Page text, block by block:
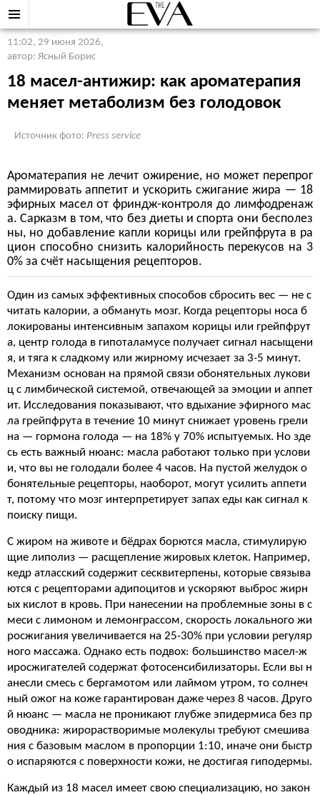
11:02, 29 июня 2026,
автор: Ясный Борис
18 масел-антижир: как ароматерапия
меняет метаболизм без голодовок
Источник фото: Press service
Ароматерапия не лечит ожирение, но может перепрог
раммировать аппетит и ускорить сжигание жира — 18
эфирных масел от фриндж-контроля до лимфодренаж
а. Сарказм в том, что без диеты и спорта они бесполез
ны, но добавление капли корицы или грейпфрута в ра
цион способно снизить калорийность перекусов на 3
0% за счёт насыщения рецепторов.
Один из самых эффективных способов сбросить вес — не с
читать калории, а обмануть мозг. Когда рецепторы носа б
локированы интенсивным запахом корицы или грейпфрут
а, центр голода в гипоталамусе получает сигнал насыщени
я, и тяга к сладкому или жирному исчезает за 3-5 минут.
Механизм основан на прямой связи обонятельных лукови
ц с лимбической системой, отвечающей за эмоции и аппет
ит. Исследования показывают, что вдыхание эфирного мас
ла грейпфрута в течение 10 минут снижает уровень грели
на — гормона голода — на 18% у 70% испытуемых. Но зде
сь есть важный нюанс: масла работают только при услови
и, что вы не голодали более 4 часов. На пустой желудок о
бонятельные рецепторы, наоборот, могут усилить аппети
т, потому что мозг интерпретирует запах еды как сигнал к
поиску пищи.
С жиром на животе и бёдрах борются масла, стимулирую
щие липолиз — расщепление жировых клеток. Например,
кедр атласский содержит сесквитерпены, которые связыва
ются с рецепторами адипоцитов и ускоряют выброс жирн
ых кислот в кровь. При нанесении на проблемные зоны в с
меси с лимоном и лемонграссом, скорость локального жи
росжигания увеличивается на 25-30% при условии регуляр
ного массажа. Однако есть подвох: большинство масел-ж
иросжигателей содержат фотосенсибилизаторы. Если вы н
анесли смесь с бергамотом или лаймом утром, то солнеч
ный ожог на коже гарантирован даже через 8 часов. Друго
й нюанс — масла не проникают глубже эпидермиса без пр
оводника: жирорастворимые молекулы требуют смешива
ния с базовым маслом в пропорции 1:10, иначе они быстр
о испаряются с поверхности кожи, не достигая гиподермы.
Каждый из 18 масел имеет свою специализацию, но закон